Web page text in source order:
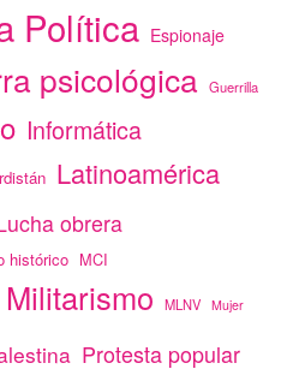
Política Espionaje
psicológica Guerrilla
Informática
Latinoamérica
obrera
histórico MCI
Militarismo MLNV Mujer
Protesta popular